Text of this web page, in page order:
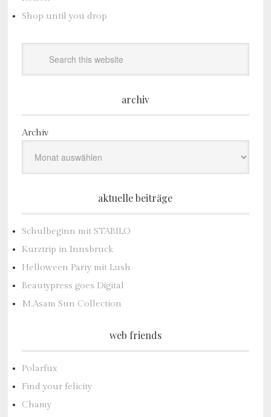
Shop until you drop
archiv
Archiv
aktuelle beiträge
Schulbeginn mit STABILO
Kurztrip in Innsbruck
Helloween Party mit Lush
Beautypress goes Digital
M.Asam Sun Collection
web friends
Polarfux
Find your felicity
Chamy